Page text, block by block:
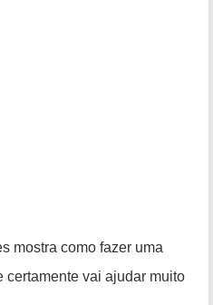
mostra como fazer uma
certamente vai ajudar muito